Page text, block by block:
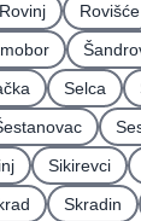
Rovinj Rovišće
Selca
Sikirevci
Skradin